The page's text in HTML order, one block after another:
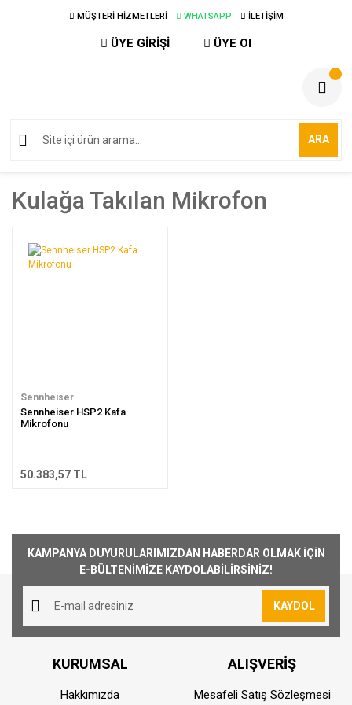
MÜŞTERİ HİZMETLERİ WHATSAPP İLETİŞİM
ÜYE GİRİŞİ ÜYE Ol
ARA
Kulağa Takılan Mikrofon
Sennheiser
Sennheiser HSP2 Kafa
Mikrofonu
50.383,57 TL
KAMPANYA DUYURULARIMIZDAN HABERDAR OLMAK İÇİN
E-BÜLTENİMİZE KAYDOLABİLİRSİNİZ!
KAYDOL
KURUMSAL
Hakkımızda
ALIŞVERİŞ
Mesafeli Satış Sözleşmesi